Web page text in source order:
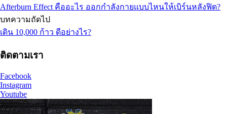
Afterburn Effect คืออะไร ออกกำลังกายแบบไหนให้เบิร์นหลังฟิต?
บทความถัดไป
เดิน 10,000 ก้าว ดีอย่างไร?
ติดตามเรา
Facebook
Instagram
Youtube